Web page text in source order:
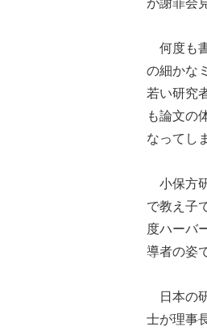
が謝罪会
何度も
の細かな
若い研究
も論文の
なってし
小保方
で教え子
度ハーバ
導者の姿
日本の
士が理事